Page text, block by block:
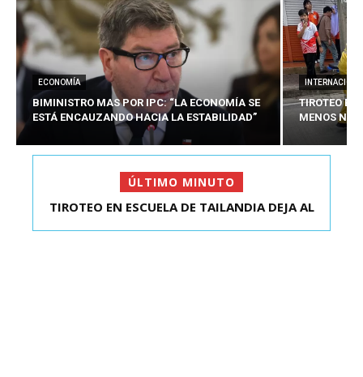
ECONOMÍA
BIMINISTRO MAS POR IPC: “LA ECONOMÍA SE
ESTÁ ENCAUZANDO HACIA LA ESTABILIDAD”
TIROTEO
MENOS
ÚLTIMO MINUTO
HARBOE: “LO QUE SE REQUIERE AHORA ES HACER
TIROTEO EN ESCUELA DE TAILANDIA DEJA AL